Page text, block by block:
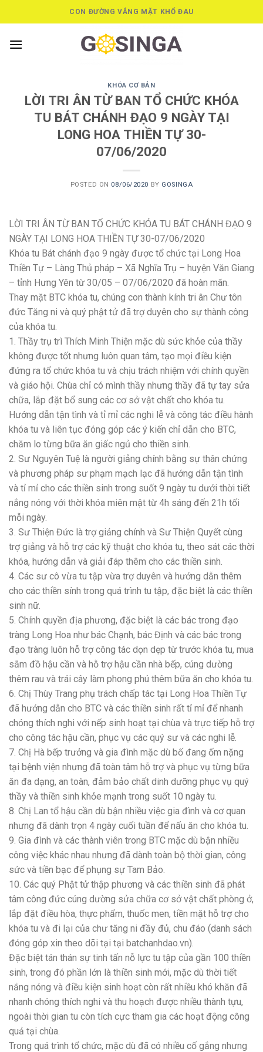
to
CON ĐƯỜNG VẮNG MẶT KHỔ ĐAU
KHÓA CƠ BẢN
LỜI TRI ÂN TỪ BAN TỔ CHỨC KHÓA
TU BÁT CHÁNH ĐẠO 9 NGÀY TẠI
LONG HOA THIỀN TỰ 30-
07/06/2020
POSTED ON 08/06/2020 BY GOSINGA
LỜI TRI ÂN TỪ BAN TỔ CHỨC KHÓA TU BÁT CHÁNH ĐẠO 9
NGÀY TẠI LONG HOA THIỀN TỰ 30-07/06/2020
Khóa tu Bát chánh đạo 9 ngày được tổ chức tại Long Hoa
Thiền Tự – Làng Thủ pháp – Xã Nghĩa Trụ – huyện Văn Giang
– tỉnh Hưng Yên từ 30/05 – 07/06/2020 đã hoàn mãn.
Thay mặt BTC khóa tu, chúng con thành kính tri ân Chư tôn
đức Tăng ni và quý phật tử đã trợ duyên cho sự thành công
của khóa tu.
1. Thầy trụ trì Thích Minh Thiện mặc dù sức khỏe của thầy
không được tốt nhưng luôn quan tâm, tạo mọi điều kiện
đứng ra tổ chức khóa tu và chịu trách nhiệm với chính quyền
và giáo hội. Chùa chỉ có mình thầy nhưng thầy đã tự tay sửa
chữa, lắp đặt bổ sung các cơ sở vật chất cho khóa tu.
Hướng dẫn tận tình và tỉ mỉ các nghi lễ và công tác điều hành
khóa tu và liên tục đóng góp các ý kiến chỉ dẫn cho BTC,
chăm lo từng bữa ăn giấc ngủ cho thiền sinh.
2. Sư Nguyên Tuệ là người giảng chính bằng sự thân chứng
và phương pháp sư phạm mạch lạc đã hướng dẫn tận tình
và tỉ mỉ cho các thiền sinh trong suốt 9 ngày tu dưới thời tiết
nắng nóng với thời khóa miên mật từ 4h sáng đến 21h tối
mỗi ngày.
3. Sư Thiện Đức là trợ giảng chính và Sư Thiện Quyết cùng
trợ giảng và hỗ trợ các kỹ thuật cho khóa tu, theo sát các thời
khóa, hướng dẫn và giải đáp thêm cho các thiền sinh.
4. Các sư cô vừa tu tập vừa trợ duyên và hướng dẫn thêm
cho các thiền sính trong quá trình tu tập, đặc biệt là các thiền
sinh nữ.
5. Chính quyền địa phương, đặc biệt là các bác trong đạo
tràng Long Hoa như bác Chạnh, bác Định và các bác trong
đạo tràng luôn hỗ trợ công tác dọn dẹp từ trước khóa tu, mua
sắm đồ hậu cần và hỗ trợ hậu cần nhà bếp, cúng dường
thêm rau và trái cây làm phong phú thêm bữa ăn cho khóa tu.
6. Chị Thùy Trang phụ trách chấp tác tại Long Hoa Thiền Tự
đã hướng dẫn cho BTC và các thiền sinh rất tỉ mỉ để nhanh
chóng thích nghi với nếp sinh hoạt tại chùa và trực tiếp hỗ trợ
cho công tác hậu cần, phục vụ các quý sư và các nghi lễ.
7. Chị Hà bếp trưởng và gia đình mặc dù bố đang ốm nặng
tại bệnh viện nhưng đã toàn tâm hỗ trợ và phục vụ từng bữa
ăn đa dạng, an toàn, đảm bảo chất dinh dưỡng phục vụ quý
thầy và thiền sinh khỏe mạnh trong suốt 10 ngày tu.
8. Chị Lan tổ hậu cần dù bận nhiều việc gia đình và cơ quan
nhưng đã dành trọn 4 ngày cuối tuần để nấu ăn cho khóa tu.
9. Gia đình và các thành viên trong BTC mặc dù bận nhiều
công việc khác nhau nhưng đã dành toàn bộ thời gian, công
sức và tiền bạc để phụng sự Tam Bảo.
10. Các quý Phật tử thập phương và các thiền sinh đã phát
tâm công đức cúng dường sửa chữa cơ sở vật chất phòng ở,
lắp đặt điều hòa, thực phẩm, thuốc men, tiền mặt hỗ trợ cho
khóa tu và đi lại của chư tăng ni đầy đủ, chu đáo (danh sách
đóng góp xin theo dõi tại tại batchanhdao.vn).
Đặc biệt tán thán sự tinh tấn nỗ lực tu tập của gần 100 thiền
sinh, trong đó phần lớn là thiền sinh mới, mặc dù thời tiết
nắng nóng và điều kiện sinh hoạt còn rất nhiều khó khăn đã
nhanh chóng thích nghi và thu hoạch được nhiều thành tựu,
ngoài thời gian tu còn tích cực tham gia các hoạt động công
quả tại chùa.
Trong quá trình tổ chức, mặc dù đã có nhiều cố gắng nhưng